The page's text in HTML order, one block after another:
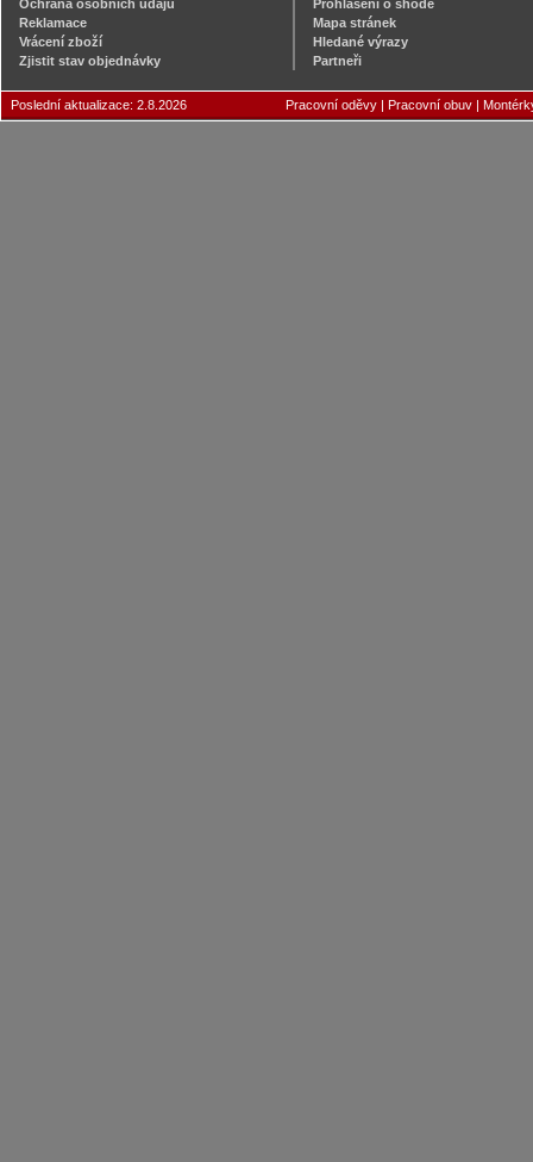
Ochrana osobních údajů
Reklamace
Vrácení zboží
Zjistit stav objednávky
Prohlášení o shodě
Mapa stránek
Hledané výrazy
Partneři
Poslední aktualizace: 2.8.2026 Pracovní oděvy Pracovní obuv